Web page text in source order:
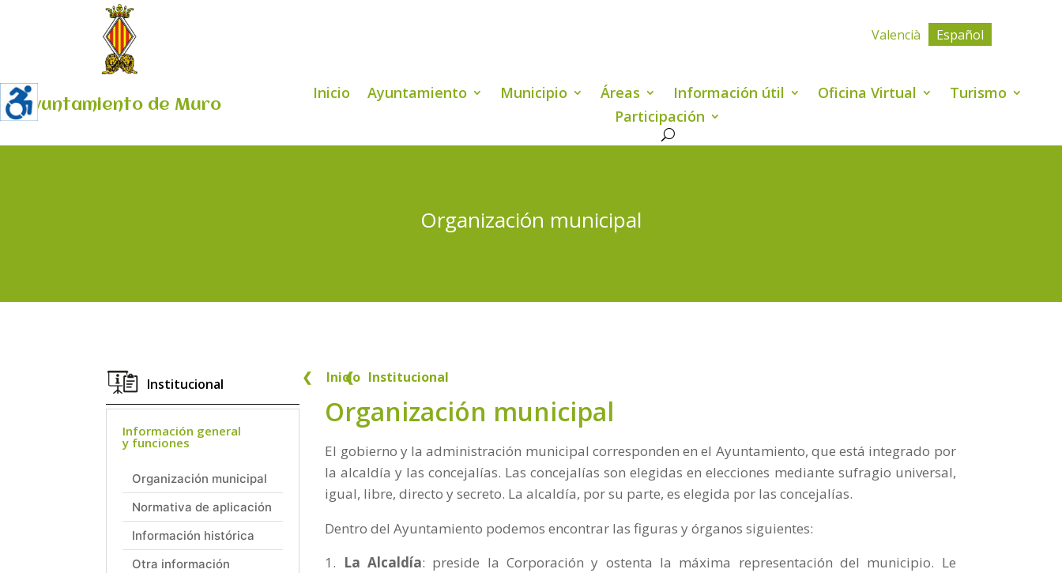
Ayuntamiento de Muro
Valencià Español
Inicio Ayuntamiento Municipio Áreas Información útil Oficina Virtual
Turismo
Participación
Organización municipal
Institucional ❮ Inicio
❮ Institucional
Organización municipal
Información general
y funciones
Organización municipal
Normativa de aplicación
Información histórica
Otra información
El gobierno y la administración municipal corresponden en el Ayuntamiento, que está integrado por
la alcaldía y las concejalías. Las concejalías son elegidas en elecciones mediante sufragio universal,
igual, libre, directo y secreto. La alcaldía, por su parte, es elegida por las concejalías.
Dentro del Ayuntamiento podemos encontrar las figuras y órganos siguientes:
La Alcaldía: preside la Corporación y ostenta la máxima representación del municipio. Le